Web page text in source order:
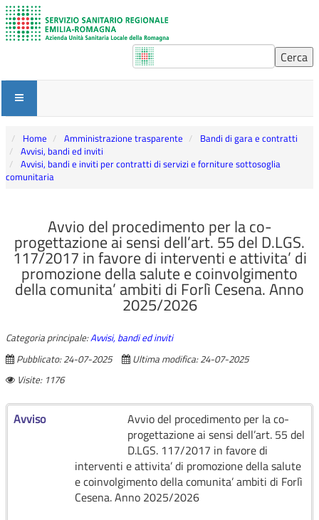
Home Amministrazione trasparente
Bandi di gara e contratti
Avvisi, bandi ed inviti
Avvisi, bandi e inviti per contratti di servizi e forniture sottosoglia
comunitaria
Avvio del procedimento per la co-
progettazione ai sensi dell’art. 55 del D.LGS.
117/2017 in favore di interventi e attivita’ di
promozione della salute e coinvolgimento
della comunita’ ambiti di Forlì Cesena. Anno
2025/2026
Categoria principale:Avvisi, bandi ed inviti
Pubblicato: 24-07-2025
Ultima modifica: 24-07-2025
Visite: 1176
Avviso
Avvio del procedimento per la co-
progettazione ai sensi dell’art. 55 del
D.LGS. 117/2017 in favore di
interventi e attivita’ di promozione della salute
e coinvolgimento della comunita’ ambiti di Forlì
Cesena. Anno 2025/2026